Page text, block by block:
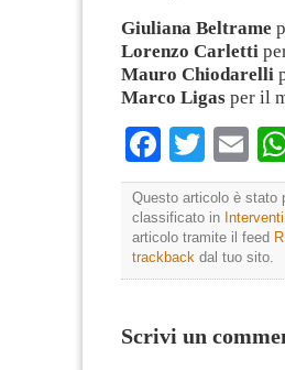
Giuliana Beltrame
Lorenzo Carletti
Mauro Chiodarelli
Marco Ligas per il
Questo articolo è stato
classificato in
articolo tramite il feed
trackback dal tuo sito.
Scrivi un